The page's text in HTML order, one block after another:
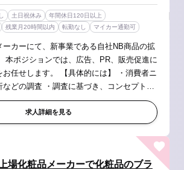
土日祝休み
年間休日120日以上
残業月20時間以内 転勤なし マイカー通勤可
ーカーにて、新事業である自社NB商品の拡
本ポジションでは、広告、PR、販売促進に
【具体的には】 ・消費者ニ
などの調査 ・調査に基づき、コンセプトの
確認 ・製品のマーケティングプランの立案
求人詳細を見る
場化粧品メーカーで化粧品のブラ